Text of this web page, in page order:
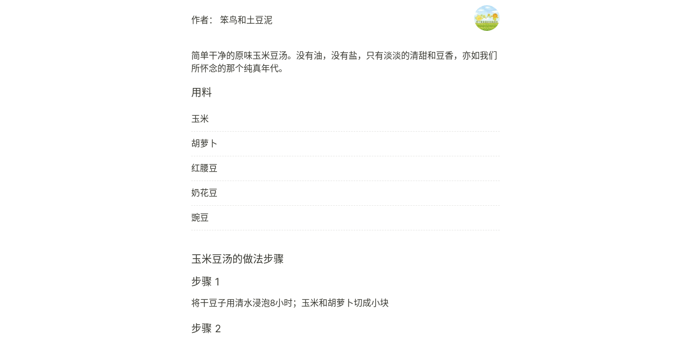
作者： 笨鸟和土豆泥
简单干净的原味玉米豆汤。没有油，没有盐，只有淡淡的清甜和豆香，亦如我们
用料
玉米
胡萝卜
红腰豆
奶花豆
豌豆
玉米豆汤的做法步骤
步骤 1
将干豆子用清水浸泡8小时；玉米和胡萝卜切成小块
步骤 2